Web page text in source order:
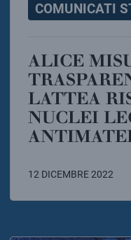
COMUNICATI
ALICE MISURA LA
LATTEA
NUCLEI
12 DICEMBRE 2022